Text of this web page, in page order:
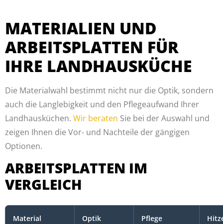
MATERIALIEN UND
ARBEITSPLATTEN FÜR
IHRE LANDHAUSKÜCHE
Die Materialwahl bestimmt nicht nur die Optik, sondern
auch die Langlebigkeit und den Pflegeaufwand Ihrer
Landhausküchen. Wir beraten Sie bei der Auswahl und
zeigen Ihnen die Vor- und Nachteile der gängigen
Optionen.
ARBEITSPLATTEN IM
VERGLEICH
Material Optik Pflege